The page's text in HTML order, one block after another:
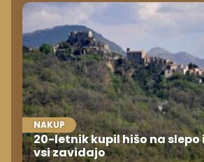
NAKUP
20-letnik kupil hišo na slepo
vsi zavidajo